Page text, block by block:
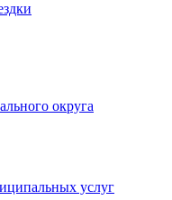
округа
услуг